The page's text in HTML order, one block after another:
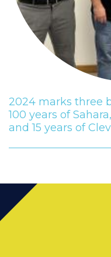
2024 marks three
100 years of
and 15 years of